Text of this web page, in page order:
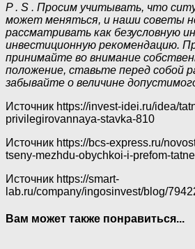
P . S . Просим учитывать, что
может меняться, и наши советы
рассматривать как безусловную
инвестиционную рекомендацию.
принимайте во внимание
положение, ставьте перед собой
забывайте о величине
Источник https://invest-idei.ru/idea/
privilegirovannaya-stavka-810
Источник https://bcs-express.ru/
tseny-mezhdu-obychkoi-i-prefom-
Источник https://smart-
lab.ru/company/ingosinvest/blog/
Вам может также понравиться...